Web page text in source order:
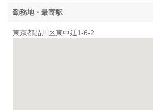
勤務地・最寄駅
東京都品川区東中延1-6-2